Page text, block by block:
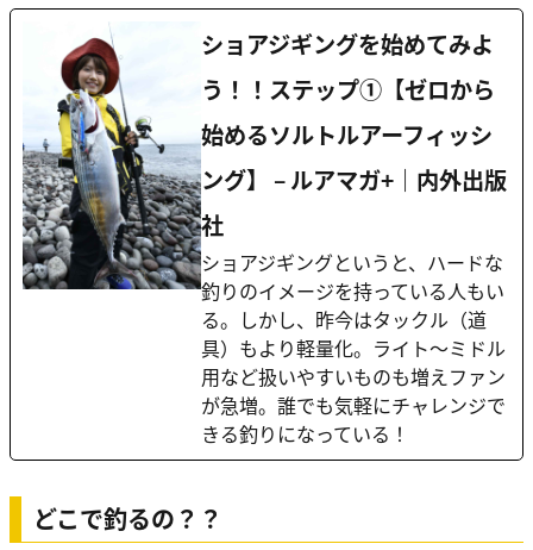
ショアジギングを始めてみよ
う！！ステップ①【ゼロから
始めるソルトルアーフィッシ
ング】 – ルアマガ+｜内外出版
社
ショアジギングというと、ハードな
釣りのイメージを持っている人もい
る。しかし、昨今はタックル（道
具）もより軽量化。ライト～ミドル
用など扱いやすいものも増えファン
が急増。誰でも気軽にチャレンジで
きる釣りになっている！
どこで釣るの？？